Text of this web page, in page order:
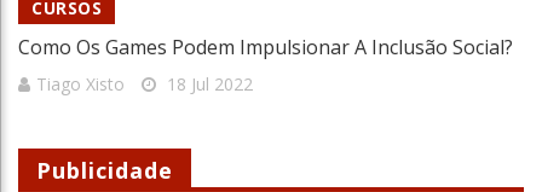
CURSOS
Como Os Games Podem Impulsionar A Inclusão Social?
Tiago Xisto 18 Jul 2022
Publicidade